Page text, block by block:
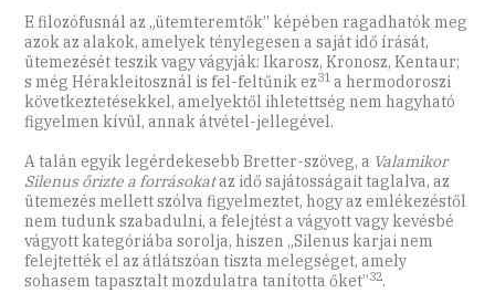
E filozófusnál az „ütemteremtők” képében ragadhatók meg
azok az alakok, amelyek ténylegesen a saját idő írását,
ütemezését teszik vagy vágyják: Ikarosz, Kronosz, Kentaur;
s még Hérakleitosznál is fel-feltűnik ez31 a hermodoroszi
következtetésekkel, amelyektől ihletettség nem hagyható
figyelmen kívül, annak átvétel-jellegével.
A talán egyik legérdekesebb Bretter-szöveg, a Valamikor
Silenus őrizte a forrásokataz idő sajátosságait taglalva, az
ütemezés mellett szólva figyelmeztet, hogy az emlékezéstől
nem tudunk szabadulni, a felejtést a vágyott vagy kevésbé
vágyott kategóriába sorolja, hiszen „Silenus karjai nem
felejtették el az átlátszóan tiszta melegséget, amely
sohasem tapasztalt mozdulatra tanította őket”32.